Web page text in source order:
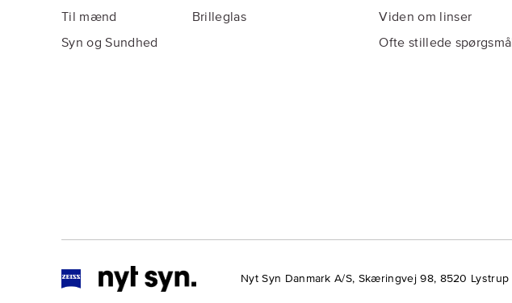
Til mænd
Syn og Sundhed
Brilleglas
Viden om linser
Ofte stillede spørgsmål
Nyt Syn Danmark A/S, Skæringvej 98, 8520 Lystrup